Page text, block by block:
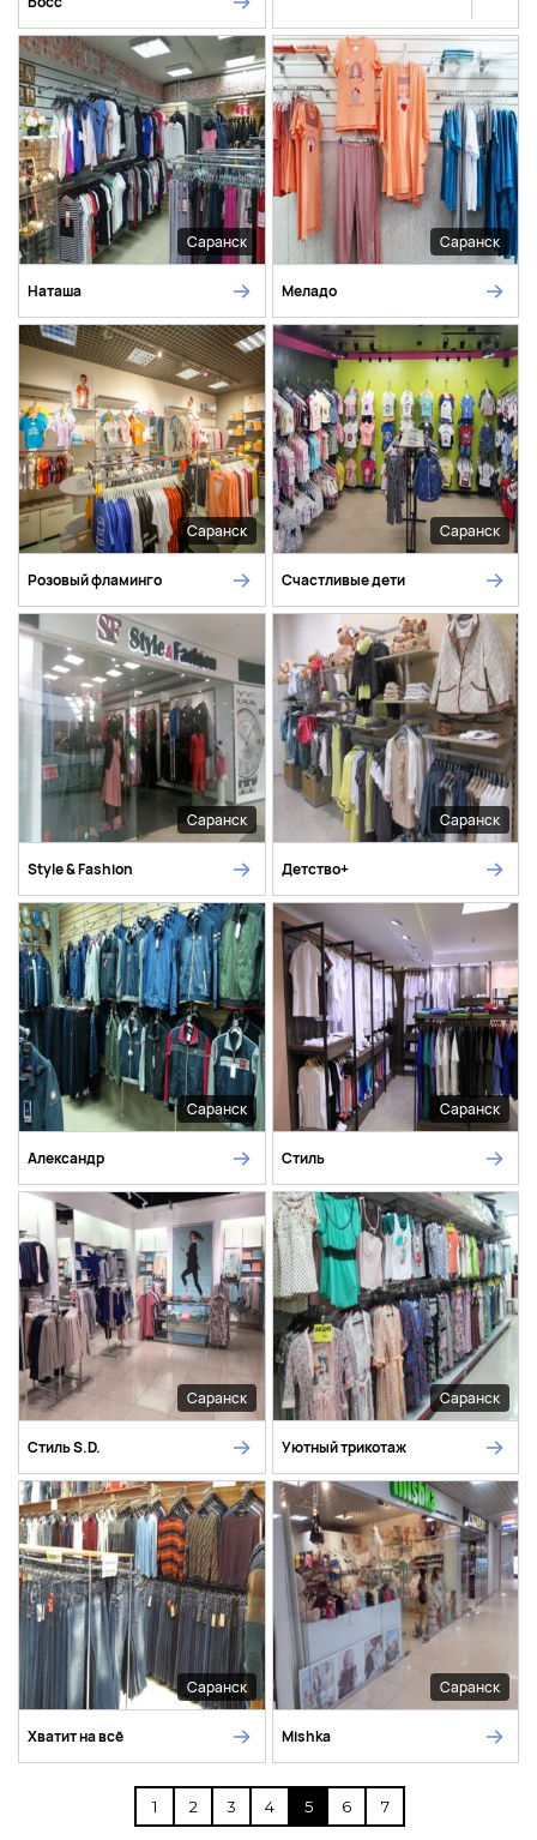
Саранск
Наташа
Саранск
Меладо
Саранск
Розовый фламинго
Саранск
Счастливые дети
Саранск
Style & Fashion
Саранск
Детство+
Саранск
Александр
Саранск
Стиль
Саранск
Стиль S.D.
Саранск
Уютный трикотаж
Саранск
Хватит на всё
Саранск
Mishka
1 2 3 4 5 6 7